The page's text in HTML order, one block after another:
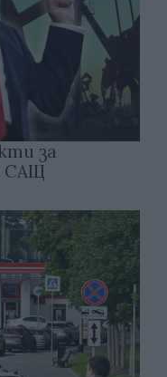
за
САЩ